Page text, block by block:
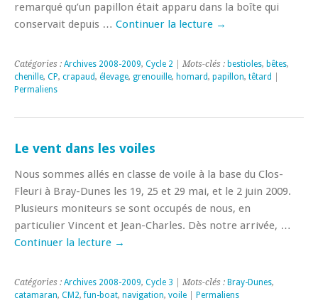
remarqué qu’un papillon était apparu dans la boîte qui
conservait depuis … Continuer la lecture →
Catégories : Archives 2008-2009, Cycle 2 | Mots-clés : bestioles, bêtes,
chenille, CP, crapaud, élevage, grenouille, homard, papillon, têtard
Permaliens
Le vent dans les voiles
Nous sommes allés en classe de voile à la base du Clos-
Fleuri à Bray-Dunes les 19, 25 et 29 mai, et le 2 juin 2009.
Plusieurs moniteurs se sont occupés de nous, en
particulier Vincent et Jean-Charles. Dès notre arrivée, …
Continuer la lecture →
Catégories : Archives 2008-2009, Cycle 3 | Mots-clés : Bray-Dunes,
catamaran, CM2,fun-boat, navigation, voile Permaliens